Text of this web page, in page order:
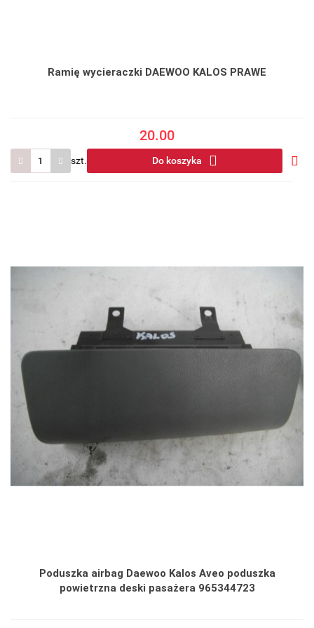
Ramię wycieraczki DAEWOO KALOS PRAWE
20.00
szt. Do koszyka
Poduszka airbag Daewoo Kalos Aveo poduszka
powietrzna deski pasażera 965344723